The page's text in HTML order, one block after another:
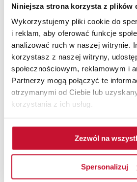
Niniejsza strona korzysta z plików
Wykorzystujemy pliki cookie do
i reklam, aby oferować funkcje
analizować ruch w naszej witrynie.
korzystasz z naszej witryny,
społecznościowym, reklamowym i
Partnerzy mogą połączyć te
otrzymanymi od Ciebie lub
korzystania z ich usług.
Zezwól na
Spersonalizuj
LAURENCJA 6
Drzwi ramiakowe od 1 021,00 zł
Sprawdź gdzie kupić
Drzwi ramiakowe od 1 431,00 zł